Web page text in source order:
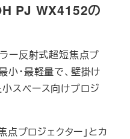
PJ WX4152の
ー反射式超短焦点プ
小・最軽量で、壁掛け
スペース向けプロジ
点プロジェクター」とカ